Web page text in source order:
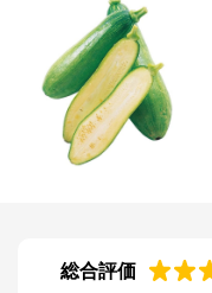
総合評価